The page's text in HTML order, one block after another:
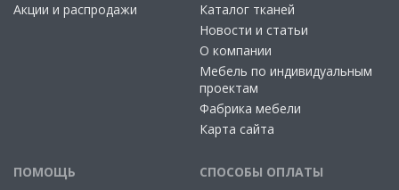
Акции и распродажи
Каталог тканей
Новости и статьи
О компании
Мебель по индивидуальным
проектам
Фабрика мебели
Карта сайта
ПОМОЩЬ СПОСОБЫ ОПЛАТЫ